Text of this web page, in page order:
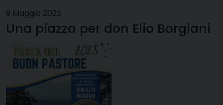
9 Maggio 2025
Una piazza per don Elio Borgiani